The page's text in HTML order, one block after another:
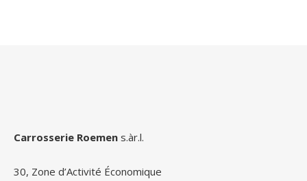
Carrosserie Roemen s.àr.l.
30, Zone d’Activité Économique